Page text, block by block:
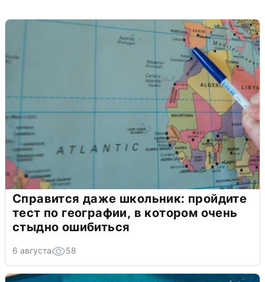
Справится даже школьник: пройдите
тест по географии, в котором очень
стыдно ошибиться
6 августа 58